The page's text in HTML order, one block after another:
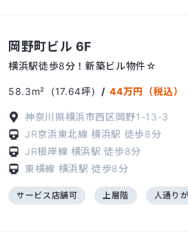
岡野町ビル 6F
横浜駅徒歩8分！新築ビル物件☆
58.3m² (17.64坪) /44万円（税込）
神奈川県横浜市西区岡野1-13-3
JR京浜東北線 横浜駅 徒歩8分
JR根岸線 横浜駅徒歩8分
東横線 横浜駅徒歩8分
サービス店舗可 上層階 人通り